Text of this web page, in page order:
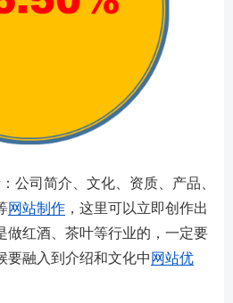
公司简介、文化、资质、产品、
网站制作 ，这里可以立即创作出
做红酒、茶叶等行业的，一定要
要融入到介绍和文化中 网站优